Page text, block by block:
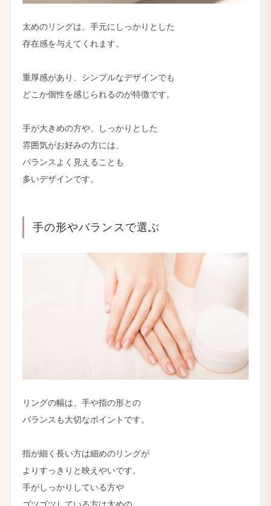
太めの​リングは、​手元に​しっかりと​した
存在感を​与えてくれます。
重厚感が​あり、​シンプルな​デザインでも
どこか​個性を​感じられるのが​特徴です。
手が​大きめの​方や、​しっかりと​した
雰囲気が​お好みの​方には、
バランスよく​見える​ことも
多い​デザインです。
手の​形や​バランスで​選ぶ
リングの​幅は、​手や​指の​形との
バランスも​大切な​ポイントです。
指が​細く​長い方は​細めの​リングが
より​すっきりと​映えやいです。
手が​しっかりしている​方や
ゴツゴツしている方は​太めの